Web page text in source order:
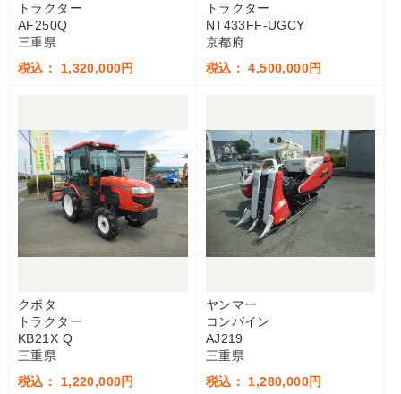
トラクター
AF250Q
三重県
税込： 1,320,000円
トラクター
NT433FF-UGCY
京都府
税込： 4,500,000円
クボタ
トラクター
KB21X Q
三重県
税込： 1,220,000円
ヤンマー
コンバイン
AJ219
三重県
税込： 1,280,000円